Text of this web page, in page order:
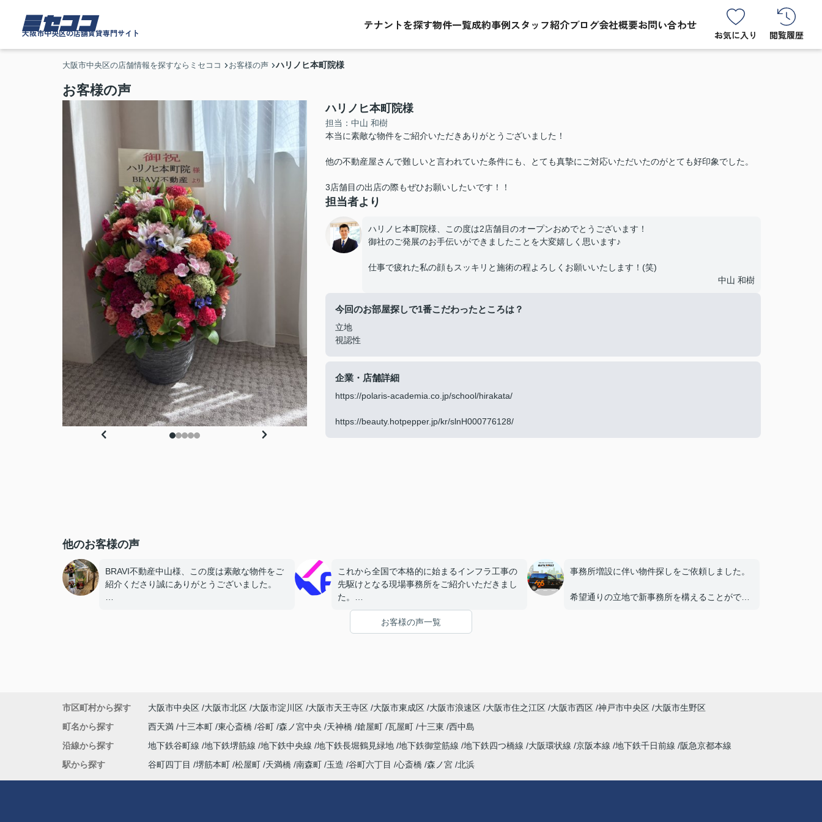
ミセココ
大阪市中央区の店舗賃貸専門サイト
テナントを探す物件一覧成約事例スタッフ紹介ブログ会社概要お問い合わせ
お気に入り 閲覧履歴
大阪市中央区の店舗情報を探すならミセココ お客様の声 ハリノヒ本町院様
お客様の声
ハリノヒ本町院様
担当：中山 和樹
本当に素敵な物件をご紹介いただきありがとうございました！
他の不動産屋さんで難しいと言われていた条件にも、とても真摯にご対応いただいたのがとても好印象でした。
3店舗目の出店の際もぜひお願いしたいです！！
担当者より
ハリノヒ本町院様、この度は2店舗目のオープンおめでとうございます！
御社のご発展のお手伝いができましたことを大変嬉しく思います♪
仕事で疲れた私の顔もスッキリと施術の程よろしくお願いいたします！(笑)
中山 和樹
今回のお部屋探しで1番こだわったところは？
立地
視認性
企業・店舗詳細
https://polaris-academia.co.jp/school/hirakata/
https://beauty.hotpepper.jp/kr/slnH000776128/
他のお客様の声
BRAVI不動産中山様、この度は素敵な物件をご
紹介くださり誠にありがとうございました。
これから全国で本格的に始まるインフラ工事の
先駆けとなる現場事務所をご紹介いただきまし
た。
理想通りの立地・広さの事務所を構えることが
でき、他の部署からも大変好評をいただいてお
事務所増設に伴い物件探しをご依頼しました。
希望通りの立地で新事務所を構えることができ
お客様の声一覧
市区町村から探す 大阪市中央区 大阪市北区 大阪市淀川区 大阪市天王寺区 大阪市東成区 大阪市浪速区 大阪市住之江区 大阪市西区 神戸市中央区 大阪市生野区
町名から探す
西天満 十三本町 東心斎橋 谷町 森ノ宮中央 天神橋 鎗屋町 瓦屋町 十三東 西中島
沿線から探す
地下鉄谷町線 地下鉄堺筋線 地下鉄中央線 地下鉄長堀鶴見緑地 地下鉄御堂筋線 地下鉄四つ橋線 大阪環状線 京阪本線 地下鉄千日前線
阪急京都本線
駅から探す
谷町四丁目 堺筋本町 松屋町 天満橋 南森町 玉造 谷町六丁目 心斎橋 森ノ宮 北浜